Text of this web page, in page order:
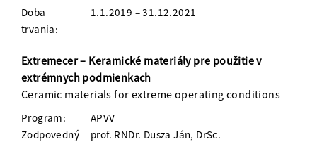
Doba
trvania:
1.1.2019 – 31.12.2021
Extremecer – Keramické materiály pre použitie v
extrémnych podmienkach
Ceramic materials for extreme operating conditions
Program:
APVV
Zodpovedný
prof. RNDr. Dusza Ján, DrSc.